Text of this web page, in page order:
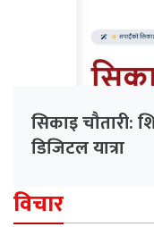
सिकाइ चौतारी:
डिजिटल यात्रा
विचार